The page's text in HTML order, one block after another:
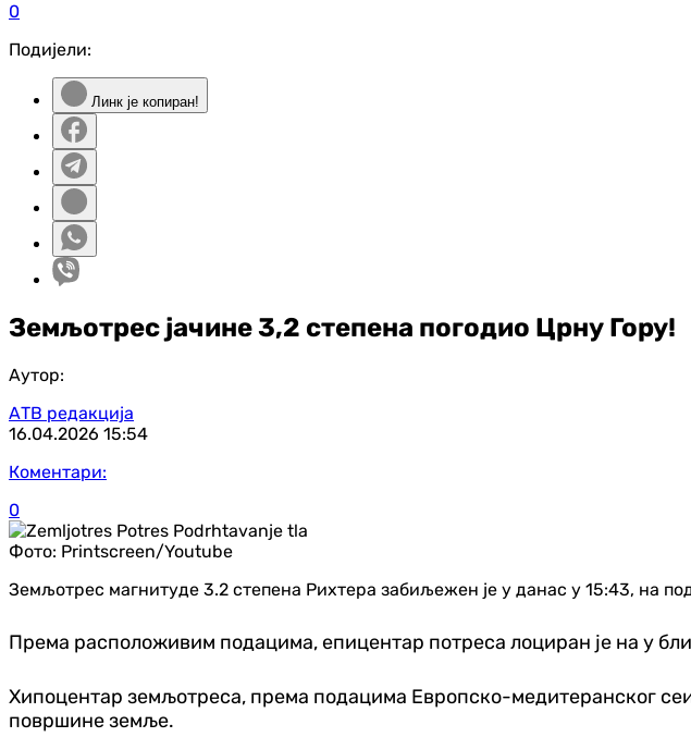
0
Подијели:
Линк је копиран!
Земљотрес јачине 3,2 степена погодио Црну Гору!
Аутор:
АТВ редакција
16.04.2026 15:54
Коментари:
0
Фото: Printscreen/Youtube
Земљотрес магнитуде 3.2 степена Рихтера забиљежен је у данас у 15:43, на
Према расположивим подацима, епицентар потреса лоциран је на у
Хипоцентар земљотреса, према подацима Европско-медитеранског
површине земље.